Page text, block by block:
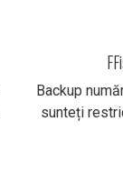
Backup
sunteți